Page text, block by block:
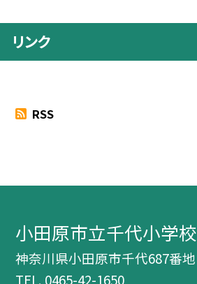
リンク
RSS
小田原市立千代小学校
神奈川県小田原市千代687番地
TEL. 0465-42-1650